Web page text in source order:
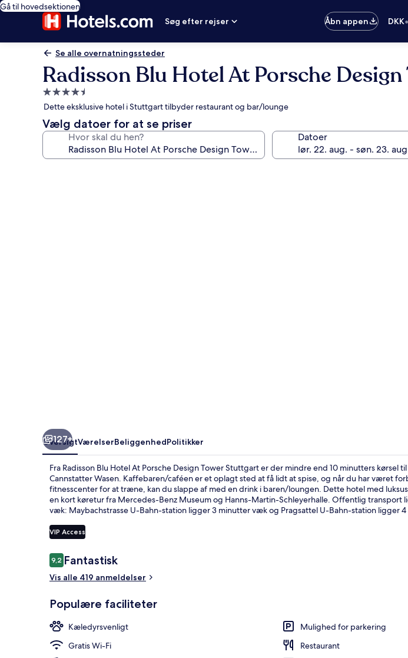
Gå til hovedsektionen
Søg efter rejser
Åbn appen DKK•
Se alle overnatningssteder
Radisson Blu Hotel At Porsche
4.5-
stjernet
overnatningssted
Dette eksklusive hotel i Stuttgart tilbyder restaurant og bar/lounge
Vælg datoer for at se priser
Hvor skal du hen? Datoer
127+
OversigtVærelserBeliggenhedPolitikker
Fra Radisson Blu Hotel At Porsche Design Tower Stuttgart er der mindre end 10 minutters kørsel
Cannstatter Wasen. Kaffebaren/caféen er et oplagt sted at få lidt at spise, og når du har været
fitnesscenter for at træne, kan du slappe af med en drink i baren/loungen. Dette hotel med
en kort køretur fra Mercedes-Benz Museum og Hanns-Martin-Schleyerhalle. Offentlig transport
væk: Maybachstrasse U-Bahn-station ligger 3 minutter væk og Pragsattel U-Bahn-station ligger
VIP Access
Anmeldelser
9,29,2 ud af 10.
Fantastisk
Vis alle 419 anmeldelser
Populære faciliteter
Kæledyrsvenligt
Mulighed for parkering
Gratis Wi-Fi
Restaurant